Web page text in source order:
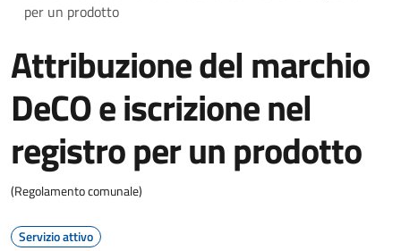
per un prodotto
Attribuzione del marchio
DeCO e iscrizione nel
registro per un prodotto
(Regolamento comunale)
Servizio attivo